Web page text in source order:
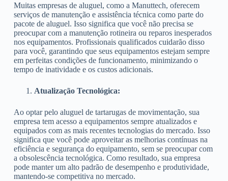
Muitas empresas de aluguel, como a Manuttech, oferecem
serviços de manutenção e assistência técnica como parte do
pacote de aluguel. Isso significa que você não precisa se
preocupar com a manutenção rotineira ou reparos inesperados
nos equipamentos. Profissionais qualificados cuidarão disso
para você, garantindo que seus equipamentos estejam sempre
em perfeitas condições de funcionamento, minimizando o
tempo de inatividade e os custos adicionais.
Atualização Tecnológica:
Ao optar pelo aluguel de tartarugas de movimentação, sua
empresa tem acesso a equipamentos sempre atualizados e
equipados com as mais recentes tecnologias do mercado. Isso
significa que você pode aproveitar as melhorias contínuas na
eficiência e segurança do equipamento, sem se preocupar com
a obsolescência tecnológica. Como resultado, sua empresa
pode manter um alto padrão de desempenho e produtividade,
mantendo-se competitiva no mercado.